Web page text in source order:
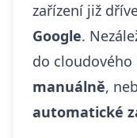
zařízení již
Google.
do cloudového
manuálně,
automatické